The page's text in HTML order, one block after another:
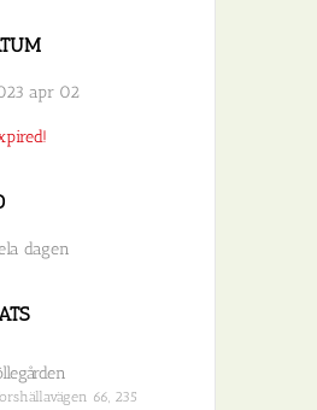
apr 02
dagen
66, 235